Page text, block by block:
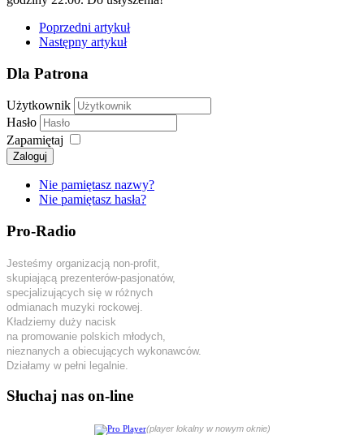
Poprzedni artykuł
Następny artykuł
Dla Patrona
Użytkownik
Hasło
Zapamiętaj
Zaloguj
Nie pamiętasz nazwy?
Nie pamiętasz hasła?
Pro-Radio
Jesteśmy organizacją non-profit,
skupiającą prezenterów-pasjonatów,
specjalizujących się w różnych
odmianach muzyki rockowej.
Kładziemy duży nacisk
na promowanie polskich młodych,
nieznanych a obiecujących wykonawców.
Działamy w pełni legalnie.
Słuchaj nas on-line
(player lokalny w nowym oknie)